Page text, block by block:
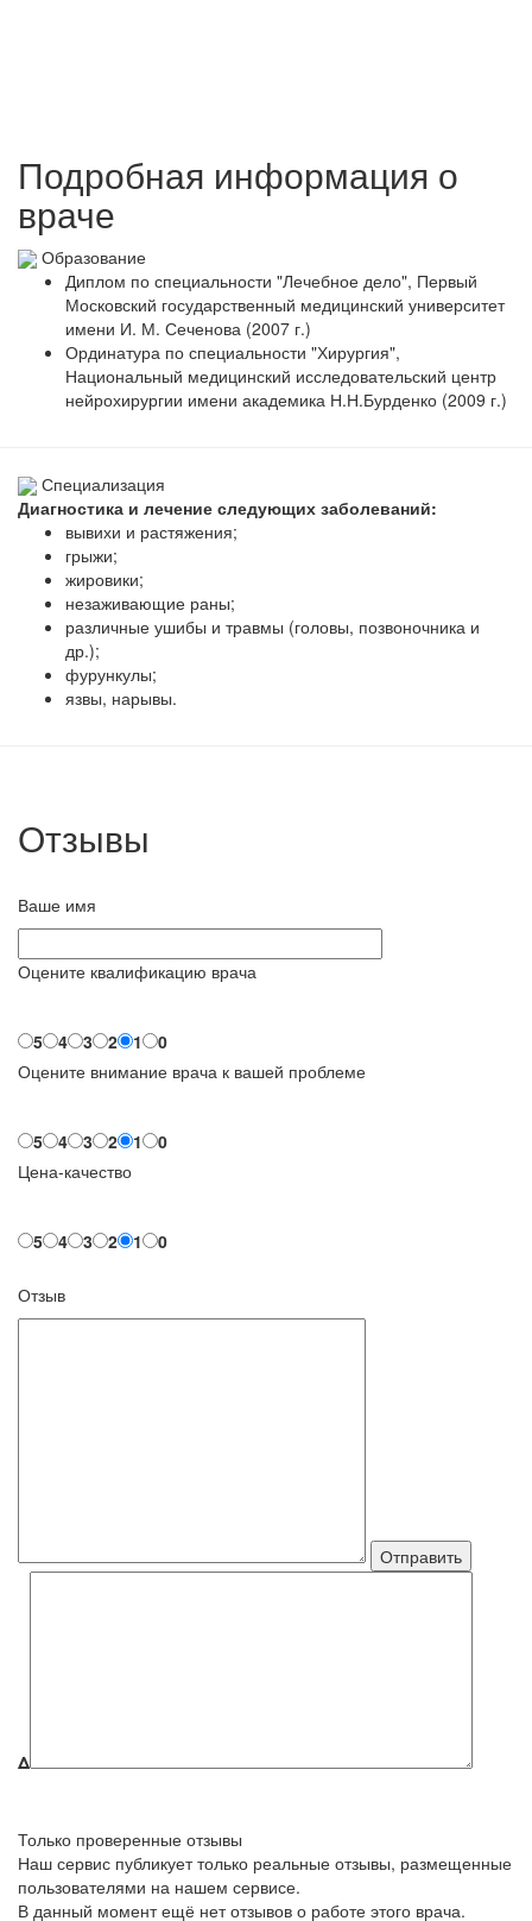
Подробная информация о
враче
Образование
Диплом по специальности "Лечебное дело", Первый
Московский государственный медицинский университет
имени И. М. Сеченова (2007 г.)
Ординатура по специальности "Хирургия",
Национальный медицинский исследовательский центр
нейрохирургии имени академика Н.Н.Бурденко (2009 г.)
Специализация
Диагностика и лечение следующих заболеваний:
вывихи и растяжения;
грыжи;
жировики;
незаживающие раны;
различные ушибы и травмы (головы, позвоночника и
др.);
фурункулы;
язвы, нарывы.
Отзывы
Ваше имя
Оцените квалификацию врача
5 4 3 2 1
0
Оцените внимание врача к вашей проблеме
5 4 3 2 1
0
Цена-качество
5 4 3 2 1 0
Отзыв
Δ
Только проверенные отзывы
Наш сервис публикует только реальные отзывы, размещенные
пользователями на нашем сервисе.
В данный момент ещё нет отзывов о работе этого врача.